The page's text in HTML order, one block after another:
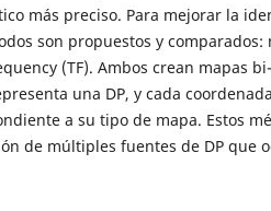
más preciso. Para mejorar la
son propuestos y comparados:
(TF). Ambos crean mapas
una DP, y cada
a su tipo de mapa. Estos
de múltiples fuentes de DP que